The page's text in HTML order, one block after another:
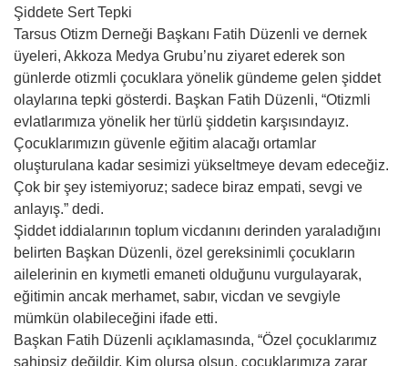
Şiddete Sert Tepki
Tarsus Otizm Derneği Başkanı Fatih Düzenli ve dernek
üyeleri, Akkoza Medya Grubu’nu ziyaret ederek son
günlerde otizmli çocuklara yönelik gündeme gelen şiddet
olaylarına tepki gösterdi. Başkan Fatih Düzenli, “Otizmli
evlatlarımıza yönelik her türlü şiddetin karşısındayız.
Çocuklarımızın güvenle eğitim alacağı ortamlar
oluşturulana kadar sesimizi yükseltmeye devam edeceğiz.
Çok bir şey istemiyoruz; sadece biraz empati, sevgi ve
anlayış.” dedi.
Şiddet iddialarının toplum vicdanını derinden yaraladığını
belirten Başkan Düzenli, özel gereksinimli çocukların
ailelerinin en kıymetli emaneti olduğunu vurgulayarak,
eğitimin ancak merhamet, sabır, vicdan ve sevgiyle
mümkün olabileceğini ifade etti.
Başkan Fatih Düzenli açıklamasında, “Özel çocuklarımız
sahipsiz değildir. Kim olursa olsun, çocuklarımıza zarar